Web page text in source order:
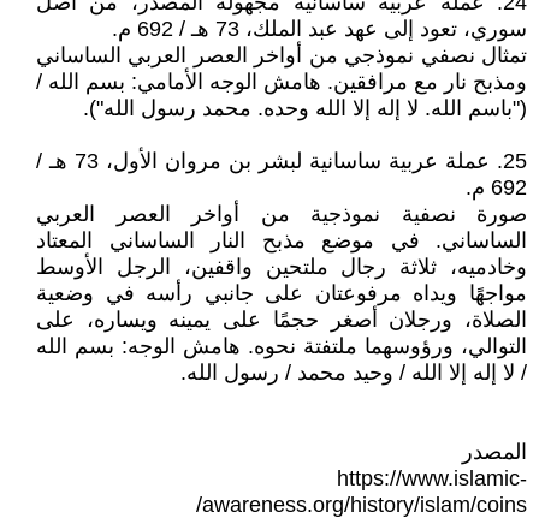
سوري، تعود إلى عهد عبد الملك، 73 هـ / 692 م.
تمثال نصفي نموذجي من أواخر العصر العربي الساساني
ومذبح نار مع مرافقين. هامش الوجه الأمامي: بسم الله /
("باسم الله. لا إله إلا الله وحده. محمد رسول الله").
25. عملة عربية ساسانية لبشر بن مروان الأول، 73 هـ /
692 م.
صورة نصفية نموذجية من أواخر العصر العربي
الساساني. في موضع مذبح النار الساساني المعتاد
وخادميه، ثلاثة رجال ملتحين واقفين، الرجل الأوسط
مواجهًا ويداه مرفوعتان على جانبي رأسه في وضعية
الصلاة، ورجلان أصغر حجمًا على يمينه ويساره، على
التوالي، ورؤوسهما ملتفتة نحوه. هامش الوجه: بسم الله
/ لا إله إلا الله / وحيد محمد / رسول الله.
المصدر
https://www.islamic-
awareness.org/history/islam/coins/